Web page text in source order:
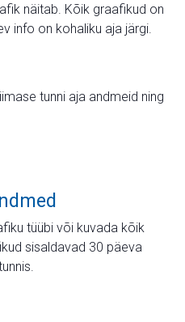
näitab. Kõik graafikud on
info on kohaliku aja järgi.
tunni aja andmeid ning
tüübi või kuvada kõik
sisaldavad 30 päeva